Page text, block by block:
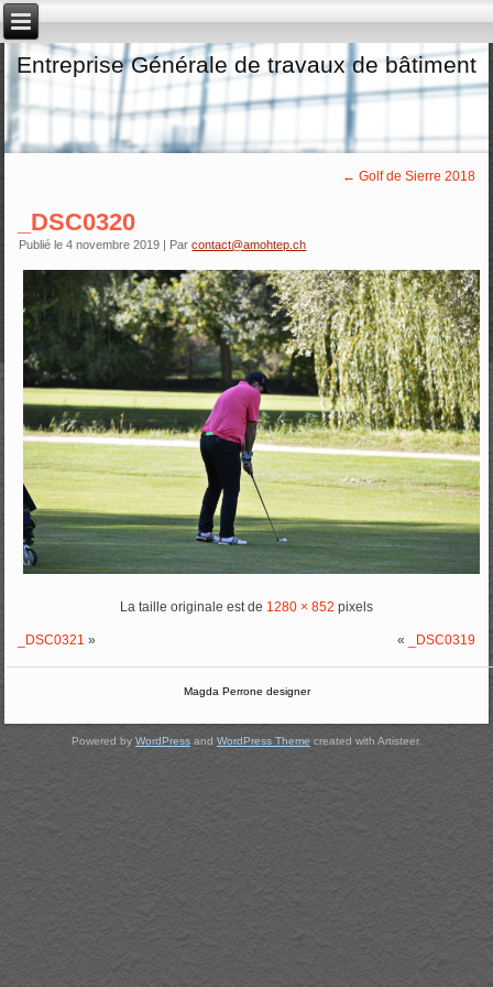
Entreprise Générale de travaux de bâtiment
← Golf de Sierre 2018
_DSC0320
Publié le 4 novembre 2019 | Par contact@amohtep.ch
La taille originale est de 1280 × 852 pixels
_DSC0321 » « _DSC0319
Magda Perrone designer
Powered by WordPress and WordPress Theme created with Artisteer.